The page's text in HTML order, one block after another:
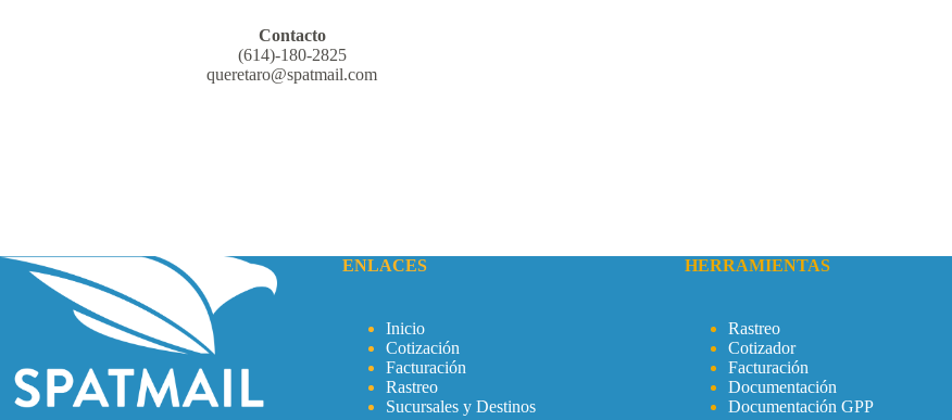
Contacto
(614)-180-2825
queretaro@spatmail.com
ENLACES
Inicio
Cotización
Facturación
Rastreo
Sucursales y Destinos
HERRAMIENTAS
Rastreo
Cotizador
Facturación
Documentación
Documentación GPP